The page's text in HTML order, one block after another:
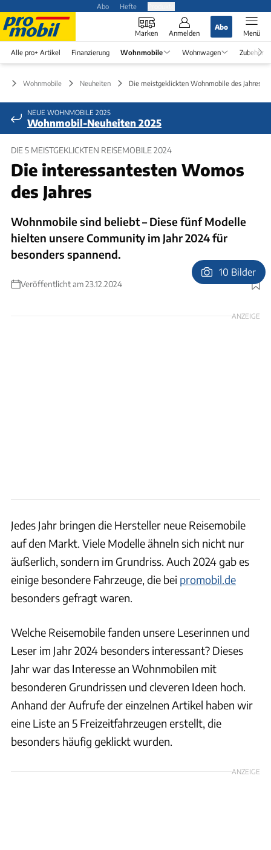
Abo Hefte
Marken Anmelden
Abo
Menü
Alle pro+ Artikel Finanzierung Wohnmobile Wohnwagen Zubehör
Wohnmobile Neuheiten Die meistgeklickten Wohnmobile des Jahres
NEUE WOHNMOBILE 2025
Wohnmobil-Neuheiten 2025
DIE 5 MEISTGEKLICKTEN REISEMOBILE 2024
Die interessantesten Womos
des Jahres
Wohnmobile sind beliebt – Diese fünf Modelle
hielten unsere Community im Jahr 2024 für
besonders spannend.
Veröffentlicht am 23.12.2024
Foto: Auto Wilde GmbH
10 Bilder
ANZEIGE
Jedes Jahr bringen die Hersteller neue Reisemobile
auf den Markt. Viele Modelle ähneln sich nicht nur
äußerlich, sondern im Grundriss. Auch 2024 gab es
einige besondere Fahrzeuge, die bei promobil.de
besonders gefragt waren.
Welche Reisemobile fanden unsere Leserinnen und
Leser im Jahr 2024 besonders interessant? Dieses
Jahr war das Interesse an Wohnmobilen mit
besonderen Grundrissen und cleveren Ideen hoch.
Anhand der Aufrufe der einzelnen Artikel haben wir
eine Liste an 5 Freizeitfahrzeugen erstellt, die
besonders häufig geklickt wurden.
ANZEIGE